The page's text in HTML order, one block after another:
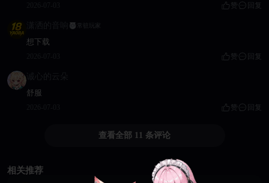
赞 回复
常驻玩家
想下载
赞 回复
舒服
赞 回复
查看全部 11 条评论
相关推荐